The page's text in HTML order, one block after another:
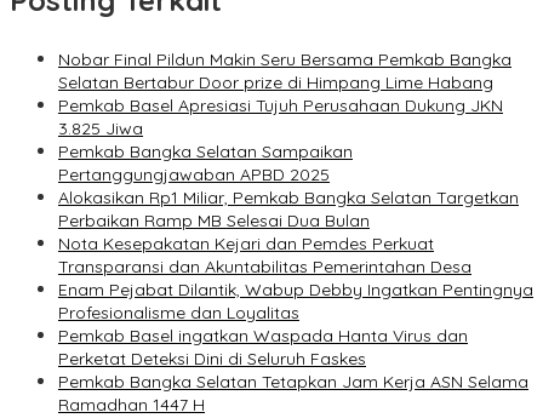
Nobar Final Pildun Makin Seru Bersama Pemkab Bangka
Selatan Bertabur Door prize di Himpang Lime Habang
Pemkab Basel Apresiasi Tujuh Perusahaan Dukung JKN
3.825 Jiwa
Pemkab Bangka Selatan Sampaikan
Pertanggungjawaban APBD 2025
Alokasikan Rp1 Miliar, Pemkab Bangka Selatan Targetkan
Perbaikan Ramp MB Selesai Dua Bulan
Nota Kesepakatan Kejari dan Pemdes Perkuat
Transparansi dan Akuntabilitas Pemerintahan Desa
Enam Pejabat Dilantik, Wabup Debby Ingatkan Pentingnya
Profesionalisme dan Loyalitas
Pemkab Basel ingatkan Waspada Hanta Virus dan
Perketat Deteksi Dini di Seluruh Faskes
Pemkab Bangka Selatan Tetapkan Jam Kerja ASN Selama
Ramadhan 1447 H